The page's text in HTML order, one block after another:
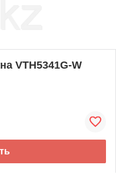
VTH5341G-W